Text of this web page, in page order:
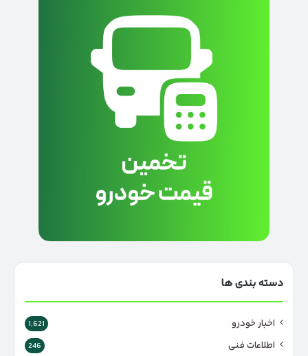
دسته بندی ها
اخبار خودرو 1,621
اطلاعات فنی 246